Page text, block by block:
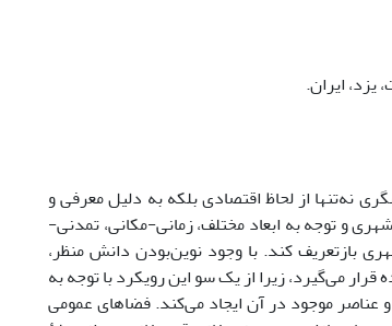
ایران.
از لحاظ اقتصادی بلکه به دلیل معرفی و
و توجه به ابعاد مختلف، زمانی-مکانی، تمدنی-
بازتعریف کند. با وجود نوین‌بودن دانش منظر،
می‌‌گیرد، زیرا از یک سو این رویکرد با توجه به
موجود در آن ایجاد می‌کند. فضاهای عمومی